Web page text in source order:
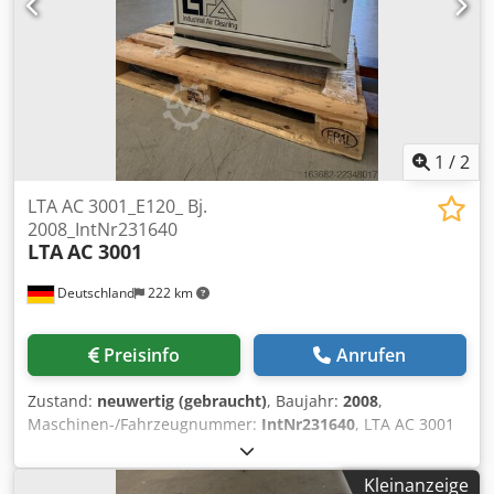
0.1 µm Noise level approx. 65 dB (WS2 mod. similar)
Accessories & features - Compact design for mounting
directly on or next to CNC machines - Statiff for extraction -
Three cleaning stages for effective oil and emulsion mist
separation - Cartridge filter can be optionally retrofitted
with HEPA kit - Easy maintenance, low-noise operation and
durable filter elements Subject to changes and errors in
the technical data and information as well as prior sale!
1 /2
Deutschland 222 km
LTA AC 3001_E120_ Bj.
2008_IntNr231640
LTAAC 3001
Preisinfo Anrufen
Zustand: neuwertig (gebraucht), Baujahr: 2008,
Maschinen-/Fahrzeugnummer: IntNr231640, LTA AC 3001
_E120 Stufenlos regelbares Gebläse (0-10V bei 230V
Variante) · geringer Energieverbrauch dank
Kleinanzeige